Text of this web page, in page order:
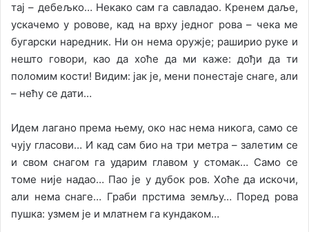
тај – дебељко… Некако сам га савладао. Кренем даље,
ускачемо у ровове, кад на врху једног рова – чека ме
бугарски наредник. Ни он нема оружје; раширио руке и
нешто говори, као да хоће да ми каже: дођи да ти
поломим кости! Видим: јак је, мени понестаје снаге, али
– нећу се дати…
Идем лагано према њему, око нас нема никога, само се
чују гласови… И кад сам био на три метра – залетим се
и свом снагом га ударим главом у стомак… Само се
томе није надао… Пао је у дубок ров. Хоће да искочи,
али нема снаге… Граби прстима земљу… Поред рова
пушка: узмем је и млатнем га кундаком…